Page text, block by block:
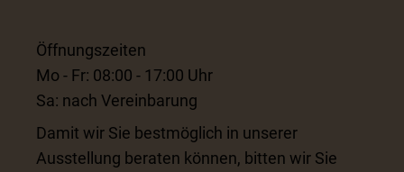
Öffnungszeiten
Mo - Fr: 08:00 - 17:00 Uhr
Sa: nach Vereinbarung
Damit wir Sie bestmöglich in unserer
Ausstellung beraten können, bitten wir Sie